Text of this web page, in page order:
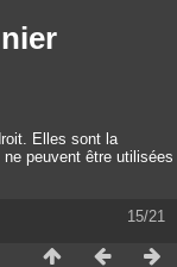
Elles sont la
peuvent être utilisées
15/21